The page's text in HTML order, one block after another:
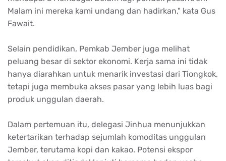
Malam ini mereka kami undang dan hadirkan," kata Gus
Fawait.
Selain pendidikan, Pemkab Jember juga melihat
peluang besar di sektor ekonomi. Kerja sama ini tidak
hanya diarahkan untuk menarik investasi dari Tiongkok,
tetapi juga membuka akses pasar yang lebih luas bagi
produk unggulan daerah.
Dalam pertemuan itu, delegasi Jinhua menunjukkan
ketertarikan terhadap sejumlah komoditas unggulan
Jember, terutama kopi dan kakao. Potensi ekspor